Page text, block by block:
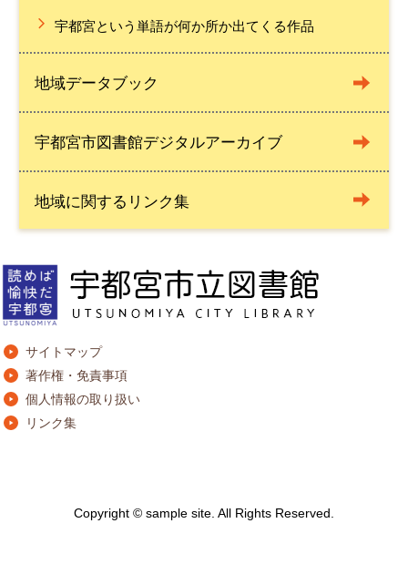
宇都宮という単語が何か所か出てくる作品
地域データブック
宇都宮市図書館デジタルアーカイブ
地域に関するリンク集
サイトマップ
著作権・免責事項
個人情報の取り扱い
リンク集
Copyright © sample site. All Rights Reserved.